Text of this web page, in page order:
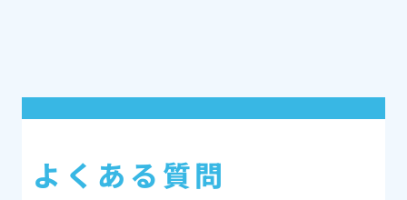
よくある質問